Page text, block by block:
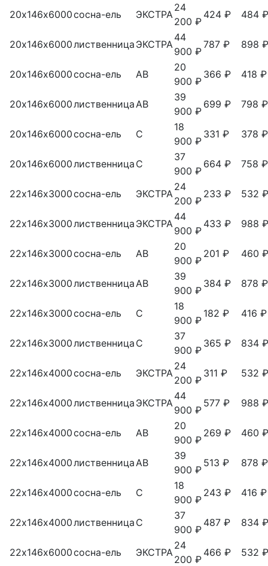
20х146х6000сосна-ель ЭКСТРА
24
200 ₽
424 ₽ 484 ₽
20х146х6000лиственница ЭКСТРА
44
900 ₽
787 ₽ 898 ₽
20х146х6000сосна-ель АВ
20
900 ₽
366 ₽ 418 ₽
20х146х6000лиственница АВ
39
900 ₽
699 ₽ 798 ₽
20х146х6000сосна-ель С
18
900 ₽
331 ₽ 378 ₽
20х146х6000лиственница С
37
900 ₽
664 ₽ 758 ₽
22х146х3000сосна-ель ЭКСТРА
24
200 ₽
233 ₽ 532 ₽
22х146х3000лиственница ЭКСТРА
44
900 ₽
433 ₽ 988 ₽
22х146х3000сосна-ель АВ
20
900 ₽
201 ₽ 460 ₽
22х146х3000лиственница АВ
39
900 ₽
384 ₽ 878 ₽
22х146х3000сосна-ель С
18
900 ₽
182 ₽ 416 ₽
22х146х3000лиственница С
37
900 ₽
365 ₽ 834 ₽
22х146х4000сосна-ель ЭКСТРА
24
200 ₽
311 ₽ 532 ₽
22х146х4000лиственница ЭКСТРА
44
900 ₽
577 ₽ 988 ₽
22х146х4000сосна-ель АВ
20
900 ₽
269 ₽ 460 ₽
22х146х4000лиственница АВ
39
900 ₽
513 ₽ 878 ₽
22х146х4000сосна-ель С
18
900 ₽
243 ₽ 416 ₽
22х146х4000лиственница С
37
900 ₽
487 ₽ 834 ₽
22х146х6000сосна-ель ЭКСТРА
24
200 ₽
466 ₽ 532 ₽